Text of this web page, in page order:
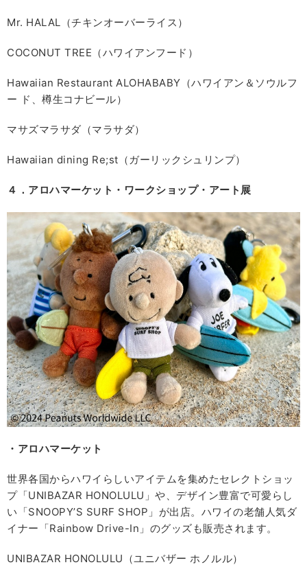
Mr. HALAL（チキンオーバーライス）
COCONUT TREE（ハワイアンフード）
Hawaiian Restaurant ALOHABABY（ハワイアン＆ソウルフ
ー ド、樽生コナビール）
マサズマラサダ（マラサダ）
Hawaiian dining Re;st（ガーリックシュリンプ）
４．アロハマーケット・ワークショップ・アート展
・アロハマーケット
世界各国からハワイらしいアイテムを集めたセレクトショッ
プ「UNIBAZAR HONOLULU」や、デザイン豊富で可愛らし
い「SNOOPY’S SURF SHOP」が出店。ハワイの老舗人気ダ
イナー「Rainbow Drive-In」のグッズも販売されます。
UNIBAZAR HONOLULU（ユニバザー ホノルル）